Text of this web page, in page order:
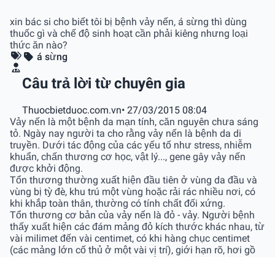
xin bác si cho biết tôi bị bệnh vảy nến, á sừng thì dùng
thuốc gì và chế độ sinh hoạt cần phải kiêng nhưng loại
thức ăn nào?
á sừng
Câu trả lời từ chuyên gia
Thuocbietduoc.com.vn• 27/03/2015 08:04
Vảy nến là một bệnh da mạn tính, căn nguyên chưa sáng
tỏ. Ngày nay người ta cho rằng vảy nến là bệnh da di
truyền. Dưới tác động của các yếu tố như stress, nhiễm
khuẩn, chấn thương cơ học, vật lý..., gene gây vảy nến
được khởi động.
Tổn thương thường xuất hiện đầu tiên ở vùng da đầu và
vùng bị tỳ đè, khu trú một vùng hoặc rải rác nhiều nơi, có
khi khắp toàn thân, thường có tính chất đối xứng.
Tổn thương cơ bản của vảy nến là đỏ - vảy. Người bệnh
thấy xuất hiện các đám mảng đỏ kích thước khác nhau, từ
vài milimet đến vài centimet, có khi hàng chục centimet
(các mảng lớn cố thủ ở một vài vị trí), giới hạn rõ, hơi gồ